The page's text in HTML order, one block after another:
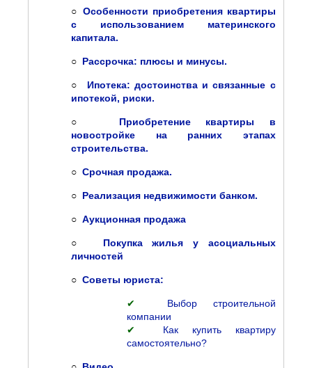
○ Особенности приобретения квартиры
с использованием материнского
капитала.
○ Рассрочка: плюсы и минусы.
○ Ипотека: достоинства и связанные с
ипотекой, риски.
○ Приобретение квартиры в
новостройке на ранних этапах
строительства.
○Срочная продажа.
○ Реализация недвижимости банком.
○Аукционная продажа
○ Покупка жилья у асоциальных
личностей
○Советы юриста:
✔
Выбор строительной
компании
✔
Как купить квартиру
самостоятельно?